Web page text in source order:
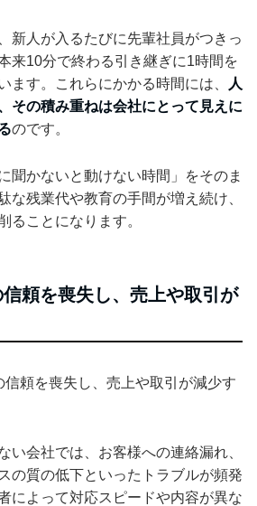
新人が入るたびに先輩社員がつきっ
来10分で終わる引き継ぎに1時間を
ます。これらにかかる時間には、
人
その積み重ねは会社にとって見えに
のです。
聞かないと動けない時間」をそのま
な残業代や教育の手間が増え続け、
ることになります。
信頼を喪失し、売上や取引が
頼を喪失し、売上や取引が減少す
い会社では、お客様への連絡漏れ、
の質の低下といったトラブルが頻発
によって対応スピードや内容が異な